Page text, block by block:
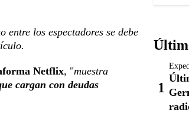
los espectadores se debe
Netflix, "muestra
cargan con deudas